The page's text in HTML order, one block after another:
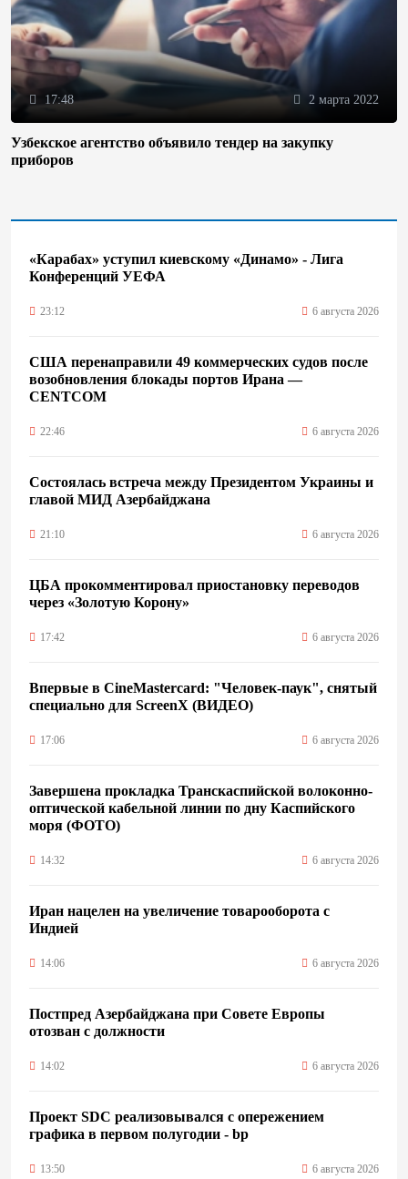
17:48 2 марта 2022
Узбекское агентство объявило тендер на закупку
приборов
«Карабах» уступил киевскому «Динамо» - Лига
Конференций УЕФА
23:12 6 августа 2026
США перенаправили 49 коммерческих судов после
возобновления блокады портов Ирана —
CENTCOM
22:46 6 августа 2026
Состоялась встреча между Президентом Украины и
главой МИД Азербайджана
21:10 6 августа 2026
ЦБА прокомментировал приостановку переводов
через «Золотую Корону»
17:42 6 августа 2026
Впервые в CineMastercard: "Человек-паук", снятый
специально для ScreenX (ВИДЕО)
17:06 6 августа 2026
Завершена прокладка Транскаспийской волоконно-
оптической кабельной линии по дну Каспийского
моря (ФОТО)
14:32 6 августа 2026
Иран нацелен на увеличение товарооборота с
Индией
14:06 6 августа 2026
Постпред Азербайджана при Совете Европы
отозван с должности
14:02 6 августа 2026
Проект SDC реализовывался с опережением
графика в первом полугодии - bp
13:50 6 августа 2026